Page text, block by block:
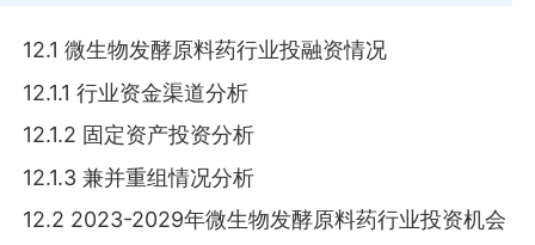
12.1 微生物发酵原料药行业投融资情况
12.1.1 行业资金渠道分析
12.1.2 固定资产投资分析
12.1.3 兼并重组情况分析
12.2 2023-2029年微生物发酵原料药行业投资机会